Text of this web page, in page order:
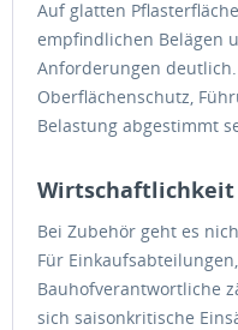
Auf glatten
empfindlichen Belägen
Anforderungen
Oberflächenschutz,
Belastung abgestimmt
Bei Zubehör geht es
Für
Bauhofverantwortliche
sich saisonkritische